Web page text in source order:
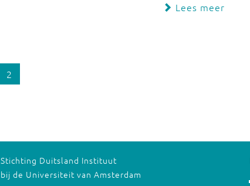
Lees meer
2
Stichting Duitsland Instituut
bij de Universiteit van Amsterdam